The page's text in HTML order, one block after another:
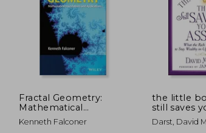
Fractal Geometry:
Mathematical
Foundations And
Applications, 3Rd
Kenneth Falconer
the little
still saves
(en Inglés)
Darst, David M.